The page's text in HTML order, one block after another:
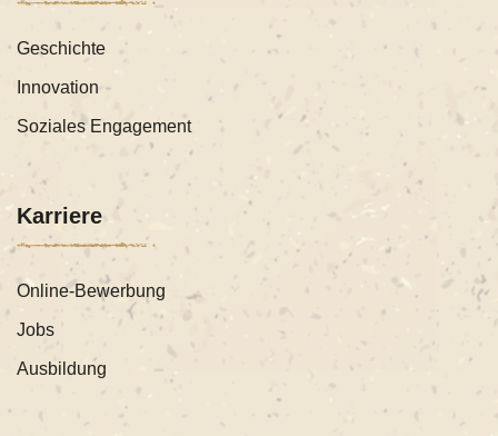
Geschichte
Innovation
Soziales Engagement
Karriere
Online-Bewerbung
Jobs
Ausbildung